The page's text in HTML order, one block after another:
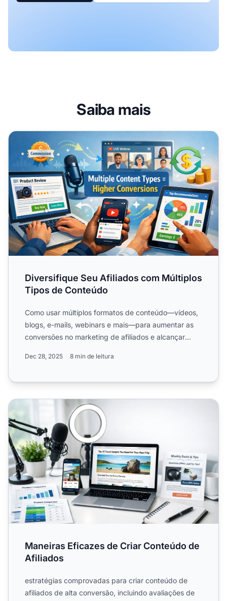
Saiba mais
Diversifique Seu Afiliados com Múltiplos Tipos de
Diversifique Seu Afiliados com Múltiplos
Tipos de Conteúdo
Como usar múltiplos formatos de conteúdo—vídeos,
blogs, e-mails, webinars e mais—para aumentar as
conversões no marketing de afiliados e alcançar
Dec 28, 2025 8 min de leitura
Maneiras Eficazes de Criar Conteúdo de Afiliados
Maneiras Eficazes de Criar Conteúdo de
Afiliados
estratégias comprovadas para criar conteúdo de
afiliados de alta conversão, incluindo avaliações de